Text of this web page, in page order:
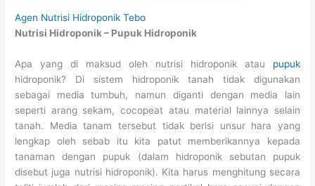
Agen Nutrisi Hidroponik Tebo
Nutrisi Hidroponik – Pupuk Hidroponik
Apa yang di maksud oleh nutrisi hidroponik atau pupuk
hidroponik? Di sistem hidroponik tanah tidak digunakan
sebagai media tumbuh, namun diganti dengan media lain
seperti arang sekam, cocopeat atau material lainnya selain
tanah. Media tanam tersebut tidak berisi unsur hara yang
lengkap oleh sebab itu kita patut memberikannya kepada
tanaman dengan pupuk (dalam hidroponik sebutan pupuk
disebut juga nutrisi hidroponik). Kita harus menghitung secara